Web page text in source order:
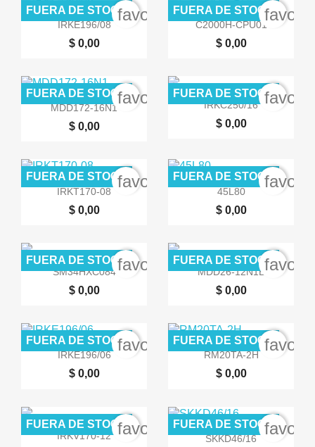
 Vista rápida
IRKE196/08
$ 0,00
FUERA DE STOCKfavorite_border
 Vista rápida
C2000H-CPU01
$ 0,00
FUERA DE STOCK
 Vista rápida
MDD172-16N1
$ 0,00
FUERA DE STOCKfavorite_border
 Vista rápida
IRKC250/16
$ 0,00
FUERA DE STOCK
 Vista rápida
IRKT170-08
$ 0,00
FUERA DE STOCKfavorite_border
 Vista rápida
45L80
$ 0,00
FUERA DE STOCK
 Vista rápida
SM34HXC084
$ 0,00
FUERA DE STOCKfavorite_border
 Vista rápida
MDD26-12N1B
$ 0,00
FUERA DE STOCK
 Vista rápida
IRKE196/06
$ 0,00
FUERA DE STOCKfavorite_border
 Vista rápida
RM20TA-2H
$ 0,00
FUERA DE STOCK
 Vista rápida
IRKV170-12
FUERA DE STOCKfavorite_border
 Vista rápida
SKKD46/16
FUERA DE STOCK